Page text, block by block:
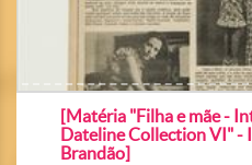
[Matéria "Filha e mãe -
Dateline Collection VI" -
Brandão]